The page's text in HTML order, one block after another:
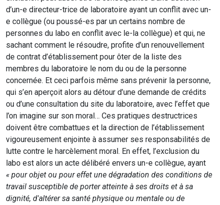
d’un-e directeur-trice de laboratoire ayant un conflit avec un-
e collègue (ou poussé-es par un certains nombre de
personnes du labo en conflit avec le-la collègue) et qui, ne
sachant comment le résoudre, profite d’un renouvellement
de contrat d’établissement pour ôter de la liste des
membres du laboratoire le nom du ou de la personne
concernée. Et ceci parfois même sans prévenir la personne,
qui s’en aperçoit alors au détour d’une demande de crédits
ou d’une consultation du site du laboratoire, avec l’effet que
l’on imagine sur son moral… Ces pratiques destructrices
doivent être combattues et la direction de l’établissement
vigoureusement enjointe à assumer ses responsabilités de
lutte contre le harcèlement moral. En effet, l’exclusion du
labo est alors un acte délibéré envers un-e collègue, ayant
« pour objet ou pour effet une dégradation des conditions de
travail susceptible de porter atteinte à ses droits et à sa
dignité, d'altérer sa santé physique ou mentale ou de